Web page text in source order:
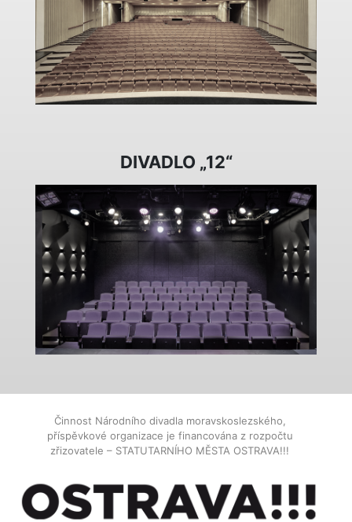
DIVADLO „12“
Činnost Národního divadla moravskoslezského,
příspěvkové organizace je financována z rozpočtu
zřizovatele – STATUTARNÍHO MĚSTA OSTRAVA!!!